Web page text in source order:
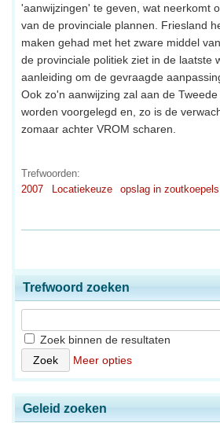
'aanwijzingen' te geven, wat neerkomt
van de provinciale plannen. Friesland
maken gehad met het zware middel
de provinciale politiek ziet in de laatste
aanleiding om de gevraagde
Ook zo'n aanwijzing zal aan de
worden voorgelegd en, zo is de
zomaar achter VROM scharen.
Trefwoorden:
2007
Locatiekeuze opslag in zoutkoepels
Trefwoord zoeken
Zoek binnen de resultaten
Meer opties
Geleid zoeken